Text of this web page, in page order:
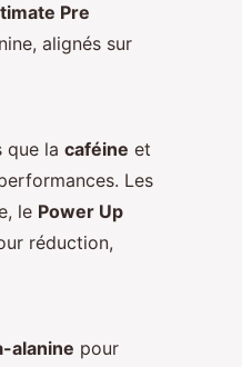
Pre
alignés sur
que la caféine et
Les
le Power Up
réduction,
alanine pour